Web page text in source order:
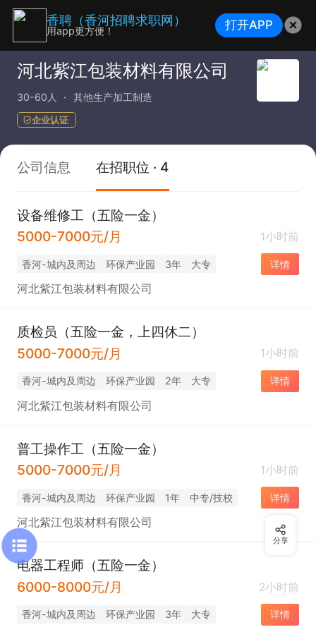
河北紫江包装材料有限公司
30-60人 其他生产加工制造
企业认证
公司信息 在招职位 · 4
设备维修工（五险一金）
5000-7000元/月
1小时前
香河-城内及周边 环保产业园 3年 大专 详情
河北紫江包装材料有限公司
质检员（五险一金，上四休二）
5000-7000元/月
1小时前
香河-城内及周边 环保产业园 2年 大专 详情
河北紫江包装材料有限公司
普工操作工（五险一金）
5000-7000元/月
1小时前
香河-城内及周边 环保产业园 1年 中专/技校 详情
河北紫江包装材料有限公司
电器工程师（五险一金）
6000-8000元/月
2小时前
香河-城内及周边 环保产业园 3年 大专 详情
分享
香聘（香河招聘求职网）
用app更方便！ 打开APP